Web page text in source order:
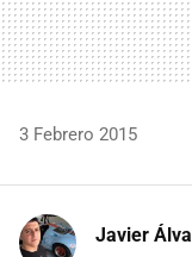
3 Febrero 2015
Javier